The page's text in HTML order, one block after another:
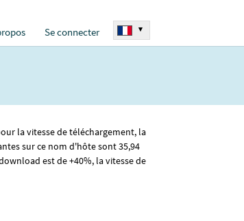
Se connecter ▾
la vitesse de téléchargement, la
sur ce nom d'hôte sont 35,94
est de +40%, la vitesse de